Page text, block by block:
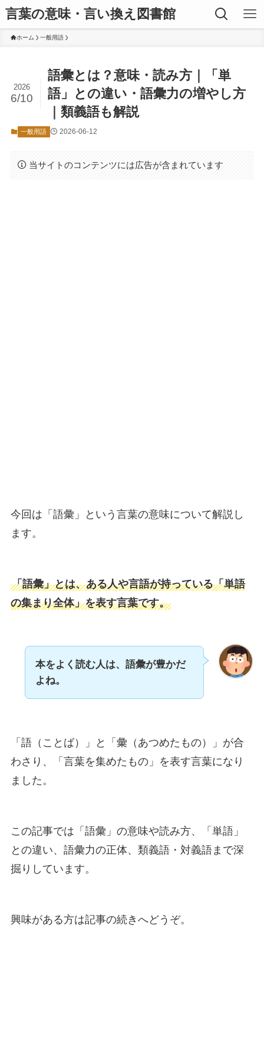
言葉の意味・言い換え図書館
ホーム 一般用語
語彙とは？意味・読み方｜「単
語」との違い・語彙力の増やし方
｜類義語も解説
2026
6/10
一般用語 2026-06-12
当サイトのコンテンツには広告が含まれています
今回は「語彙」という言葉の意味について解説し
ます。
「語彙」とは、ある人や言語が持っている「単語
の集まり全体」を表す言葉です。
本をよく読む人は、語彙が豊かだ
よね。
「語（ことば）」と「彙（あつめたもの）」が合
わさり、「言葉を集めたもの」を表す言葉になり
ました。
この記事では「語彙」の意味や読み方、「単語」
との違い、語彙力の正体、類義語・対義語まで深
掘りしています。
興味がある方は記事の続きへどうぞ。